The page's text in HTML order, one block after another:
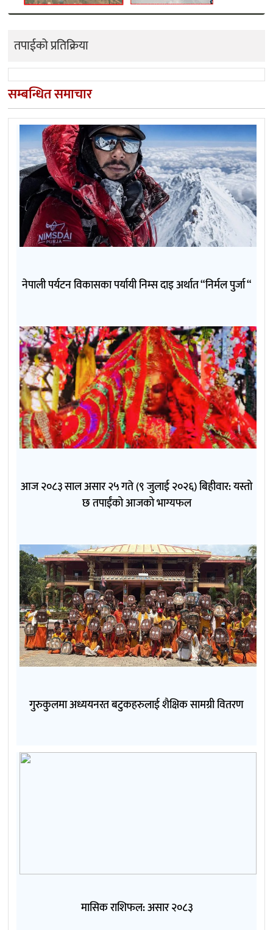
तपाईको प्रतिक्रिया
सम्बन्धित समाचार
नेपाली पर्यटन विकासका पर्यायी निम्स दाइ अर्थात “निर्मल पुर्जा “
आज २०८३ साल असार २५ गते (९ जुलाई २०२६) बिहीवार: यस्तो
छ तपाईंको आजको भाग्यफल
गुरुकुलमा अध्ययनरत बटुकहरुलाई शैक्षिक सामग्री वितरण
मासिक राशिफल: असार २०८३